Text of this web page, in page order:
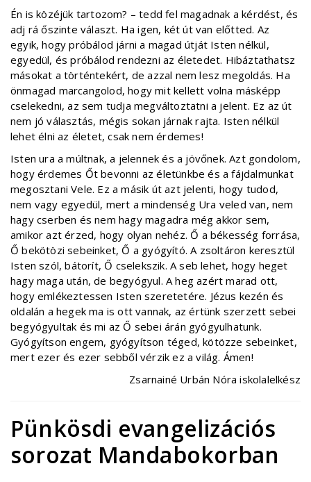
Én is közéjük tartozom? – tedd fel magadnak a kérdést, és
adj rá őszinte választ. Ha igen, két út van előtted. Az
egyik, hogy próbálod járni a magad útját Isten nélkül,
egyedül, és próbálod rendezni az életedet. Hibáztathatsz
másokat a történtekért, de azzal nem lesz megoldás. Ha
önmagad marcangolod, hogy mit kellett volna másképp
cselekedni, az sem tudja megváltoztatni a jelent. Ez az út
nem jó választás, mégis sokan járnak rajta. Isten nélkül
lehet élni az életet, csak nem érdemes!
Isten ura a múltnak, a jelennek és a jövőnek. Azt gondolom,
hogy érdemes Őt bevonni az életünkbe és a fájdalmunkat
megosztani Vele. Ez a másik út azt jelenti, hogy tudod,
nem vagy egyedül, mert a mindenség Ura veled van, nem
hagy cserben és nem hagy magadra még akkor sem,
amikor azt érzed, hogy olyan nehéz. Ő a békesség forrása,
Ő bekötözi sebeinket, Ő a gyógyító. A zsoltáron keresztül
Isten szól, bátorít, Ő cselekszik. A seb lehet, hogy heget
hagy maga után, de begyógyul. A heg azért marad ott,
hogy emlékeztessen Isten szeretetére. Jézus kezén és
oldalán a hegek ma is ott vannak, az értünk szerzett sebei
begyógyultak és mi az Ő sebei árán gyógyulhatunk.
Gyógyítson engem, gyógyítson téged, kötözze sebeinket,
mert ezer és ezer sebből vérzik ez a világ. Ámen!
Zsarnainé Urbán Nóra iskolalelkész
Pünkösdi evangelizációs
sorozat Mandabokorban